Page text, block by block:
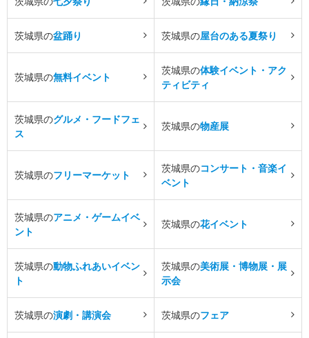
茨城県の盆踊り 茨城県の屋台のある夏祭り
茨城県の無料イベント
茨城県の体験イベント・アク
ティビティ
茨城県のグルメ・フードフェ
ス
茨城県の物産展
茨城県のフリーマーケット
茨城県のコンサート・音楽イ
ベント
茨城県のアニメ・ゲームイベ
ント
茨城県の花イベント
茨城県の動物ふれあいイベン
ト
茨城県の美術展・博物展・展
示会
茨城県の演劇・講演会 茨城県のフェア